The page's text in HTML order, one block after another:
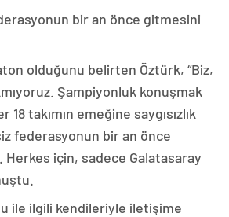
bir an önce gitmesini
olduğunu belirten Öztürk, “Biz,
Şampiyonluk konuşmak
takımın emeğine saygısızlık
federasyonun bir an önce
için, sadece Galatasaray
ile ilgili kendileriyle iletişime